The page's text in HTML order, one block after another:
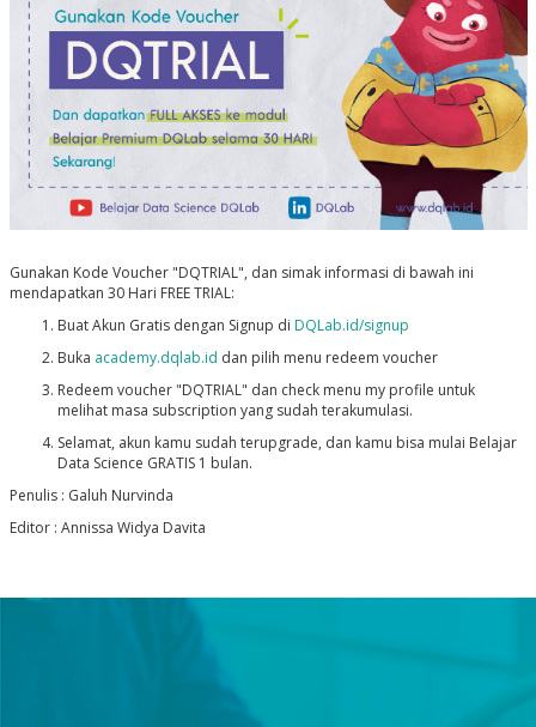
Gunakan Kode Voucher "DQTRIAL", dan simak informasi di bawah ini
mendapatkan 30 Hari FREE TRIAL:
Buat Akun Gratis dengan Signup di DQLab.id/signup
Buka academy.dqlab.id dan pilih menu redeem voucher
Redeem voucher "DQTRIAL" dan check menu my profile untuk
melihat masa subscription yang sudah terakumulasi.
Selamat, akun kamu sudah terupgrade, dan kamu bisa mulai Belajar
Data Science GRATIS 1 bulan.
Penulis : Galuh Nurvinda
Editor : Annissa Widya Davita